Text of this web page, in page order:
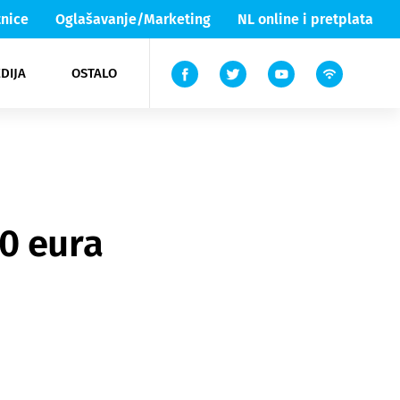
Oglašavanje/Marketing NL online i pretplata
OSTALO
Lika & Senj
TV
eura